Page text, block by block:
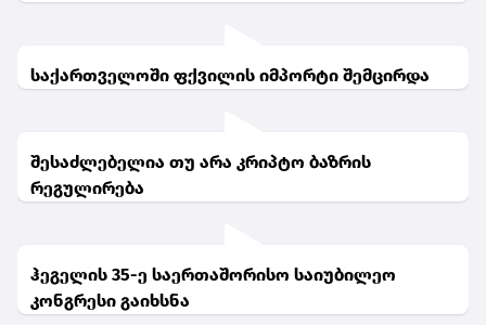
საქართველოში ფქვილის იმპორტი შემცირდა
შესაძლებელია თუ არა კრიპტო ბაზრის
რეგულირება
ჰეგელის 35-ე საერთაშორისო საიუბილეო
კონგრესი გაიხსნა